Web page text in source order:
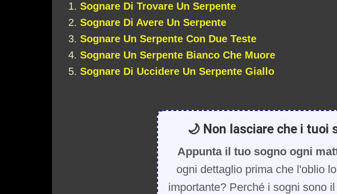
Sognare Di Trovare Un Serpente
Sognare Di Avere Un Serpente
Sognare Un Serpente Con Due Teste
Sognare Un Serpente Bianco Che Muore
Sognare Di Uccidere Un Serpente Giallo
🌙 Non lasciare che i tuoi
Appunta il tuo sogno ogni
ogni dettaglio prima che l'oblio
importante? Perché i sogni sono